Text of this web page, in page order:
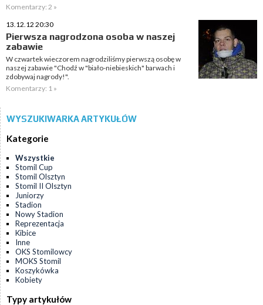
Komentarzy: 2 »
13.12.12 20:30
Pierwsza nagrodzona osoba w naszej
zabawie
W czwartek wieczorem nagrodziliśmy pierwszą osobę w
naszej zabawie "Chodź w "biało-niebieskich" barwach i
zdobywaj nagrody!".
Komentarzy: 1 »
WYSZUKIWARKA ARTYKUŁÓW
Kategorie
Wszystkie
Stomil Cup
Stomil Olsztyn
Stomil II Olsztyn
Juniorzy
Stadion
Nowy Stadion
Reprezentacja
Kibice
Inne
OKS Stomilowcy
MOKS Stomil
Koszykówka
Kobiety
Typy artykułów